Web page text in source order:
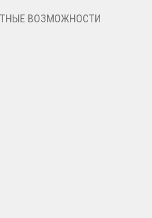
ВОЗМОЖНОСТИ